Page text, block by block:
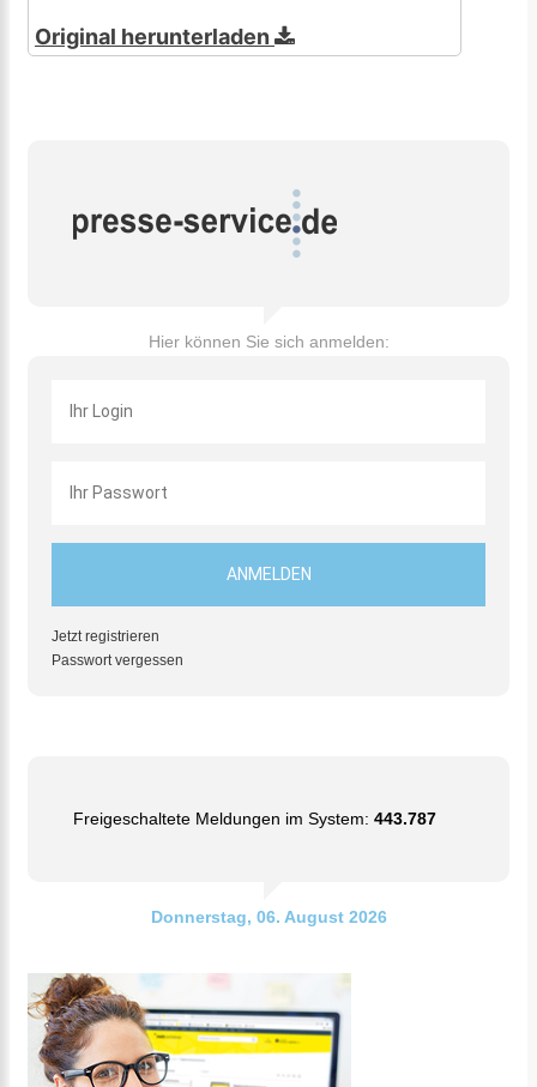
Original herunterladen
Hier können Sie sich anmelden:
Jetzt registrieren
Passwort vergessen
Freigeschaltete Meldungen im System: 443.787
Donnerstag, 06. August 2026